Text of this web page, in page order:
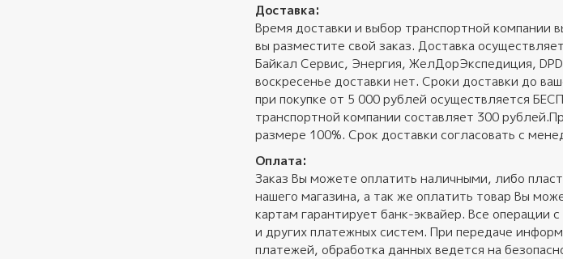
Доставка:
Время доставки и выбор транспортной компании
вы разместите свой заказ. Доставка
Байкал Сервис, Энергия, ЖелДорЭкспедиция,
воскресенье доставки нет. Сроки доставки до
при покупке от 5 000 рублей осуществляется
транспортной компании составляет 300
размере 100%. Срок доставки согласовать с
Оплата:
Заказ Вы можете оплатить наличными, либо
нашего магазина, а так же оплатить товар Вы
картам гарантирует банк-эквайер. Все
и других платежных систем. При передаче
платежей, обработка данных ведется на